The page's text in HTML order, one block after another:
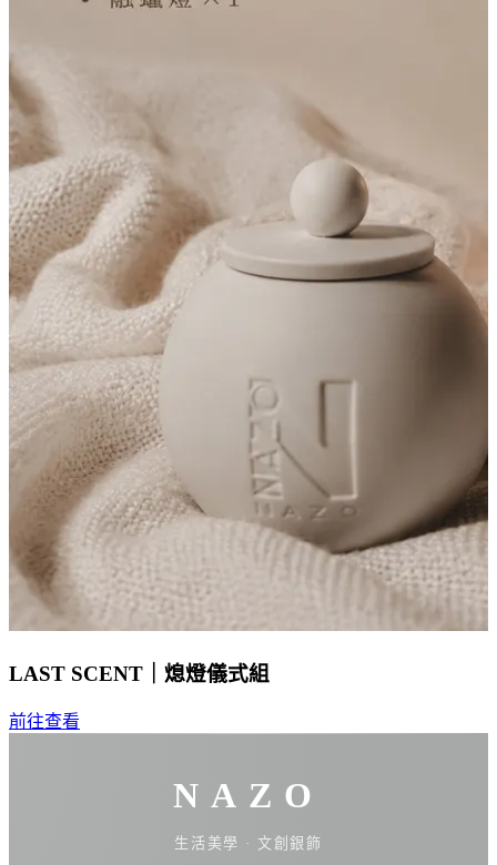
LAST SCENT｜熄燈儀式組
前往查看
NAZO
生活美學 · 文創銀飾